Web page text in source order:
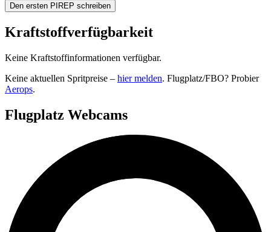
Den ersten PIREP schreiben
Kraftstoffverfügbarkeit
Keine Kraftstoffinformationen verfügbar.
Keine aktuellen Spritpreise – hier melden. Flugplatz/FBO? Probier
Aerops.
Flugplatz Webcams